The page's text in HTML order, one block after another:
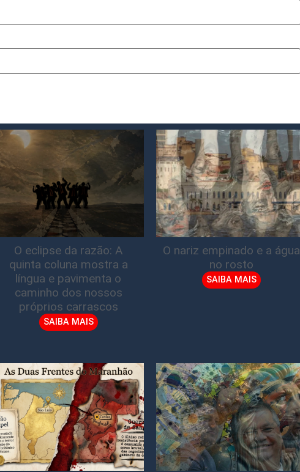
O eclipse da razão: A
quinta coluna mostra a
língua e pavimenta o
caminho dos nossos
próprios carrascos
SAIBA MAIS
O nariz empinado e a água
no rosto
SAIBA MAIS